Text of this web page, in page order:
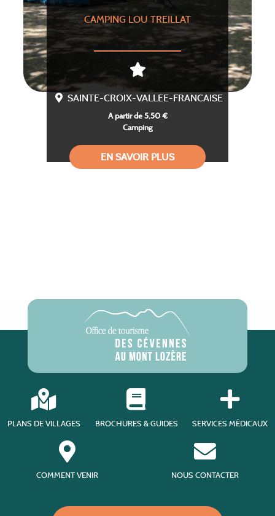
CAMPING LOU TREILLAT
SAINTE-CROIX-VALLEE-FRANCAISE
A partir de 5,50 €
Camping
EN SAVOIR PLUS
PLANS DE VILLAGES BROCHURES & GUIDES SERVICES MÉDICAUX
COMMENT VENIR NOUS CONTACTER